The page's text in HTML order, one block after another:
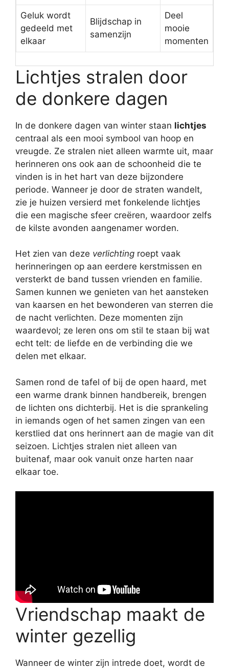
Geluk wordt
gedeeld met
elkaar
Blijdschap in
samenzijn
Deel
mooie
momenten
Lichtjes stralen door
de donkere dagen
In de donkere dagen van winter staan lichtjes
centraal als een mooi symbool van hoop en
vreugde. Ze stralen niet alleen warmte uit, maar
herinneren ons ook aan de schoonheid die te
vinden is in het hart van deze bijzondere
periode. Wanneer je door de straten wandelt,
zie je huizen versierd met fonkelende lichtjes
die een magische sfeer creëren, waardoor zelfs
de kilste avonden aangenamer worden.
Het zien van deze verlichting roept vaak
herinneringen op aan eerdere kerstmissen en
versterkt de band tussen vrienden en familie.
Samen kunnen we genieten van het aansteken
van kaarsen en het bewonderen van sterren die
de nacht verlichten. Deze momenten zijn
waardevol; ze leren ons om stil te staan bij wat
echt telt: de liefde en de verbinding die we
delen met elkaar.
Samen rond de tafel of bij de open haard, met
een warme drank binnen handbereik, brengen
de lichten ons dichterbij. Het is die sprankeling
in iemands ogen of het samen zingen van een
kerstlied dat ons herinnert aan de magie van dit
seizoen. Lichtjes stralen niet alleen van
buitenaf, maar ook vanuit onze harten naar
elkaar toe.
Vriendschap maakt de
winter gezellig
Wanneer de winter zijn intrede doet, wordt de